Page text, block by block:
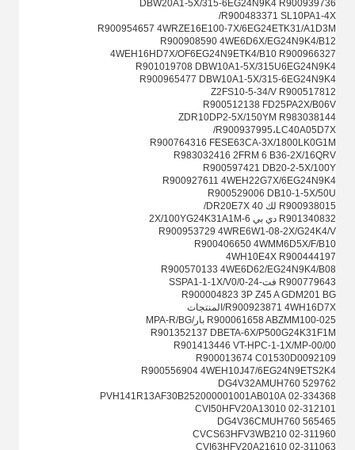
DBW20A1-5X/315-6EG24N9K4 R900939736
R900483371 SL10PA1-4X/
R900954657 4WRZE16E100-7X/6EG24ETK31/A1D3M
R900908590 4WE6D6X/EG24N9K4/B12
4WEH16HD7X/OF6EG24N9ETK4/B10 R900966327
R901019708 DBW10A1-5X/315U6EG24N9K4
R900965477 DBW10A1-5X/315-6EG24N9K4
Z2FS10-5-34/V R900517812
R900512138 FD25PA2X/B06V
ZDR10DP2-5X/150YM R983038144
R900937995،LC40A05D7X/
R900764316 FESE63CA-3X/1800LK0G1M
R983032416 2FRM 6 B36-2X/16QRV
R900597421 DB20-2-5X/100Y
R900927611 4WEH22G7X/6EG24N9K4
R900529006 DB10-1-5X/50U
R900938015 لك 40 DR20E7X/
R901340832 دي بي 6-2X/100YG24K31A1M
R900953729 4WRE6W1-08-2X/G24K4/V
R900406650 4WMM6D5X/F/B10
4WH10E4X R900444197
R900570133 4WE6D62/EG24N9K4/B08
R900779643 فت-SSPA1-1-1X/V0/0-24
R900004823 3P Z45 A GDM201 BG
R900923871 4WH16D7X/المنتجات
R900061658 ABZMM100-025 بار/MPA-R/BG
R901352137 DBETA-6X/P500G24K31F1M
R901413446 VT-HPC-1-1X/MP-00/00
R900013674 C01530D0092109
R900556904 4WEH10J47/6EG24N9ETS2K4
DG4V32AMUH760 529762
02-334368 PVH141R13AF30B252000001001AB010A
02-312101 CVI50HFV20A13010
DG4V36CMUH760 565465
02-311960 CVCS63HFV3WB210
02-311063 CVI63HFV20A21610